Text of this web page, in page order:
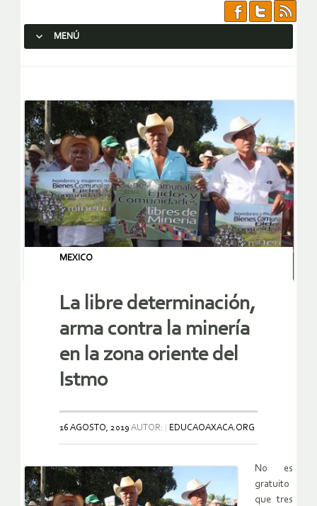
MENÚ
MEXICO
La libre determinación,
arma contra la minería
en la zona oriente del
Istmo
16 AGOSTO, 2019 AUTOR: EDUCAOAXACA.ORG
No es
gratuito
quetres